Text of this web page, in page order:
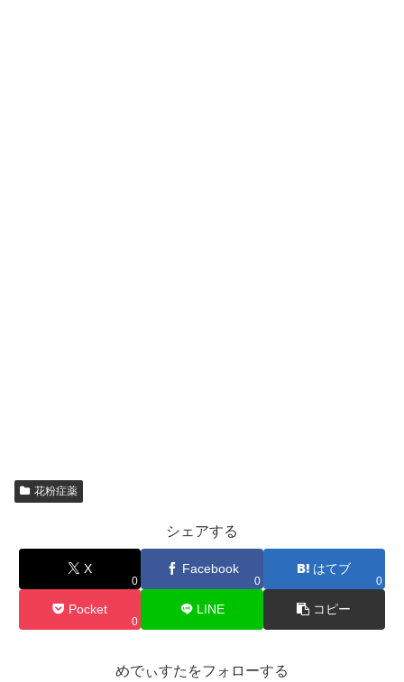
花粉症薬
シェアする
X
0
Facebook
0
はてブ
0
Pocket
0
LINE コピー
めでぃすたをフォローする